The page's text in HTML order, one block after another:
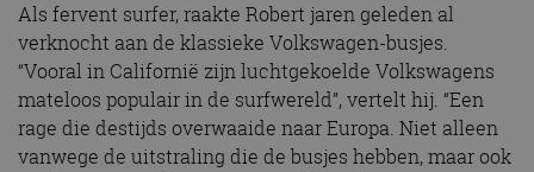
Als fervent surfer, raakte Robert jaren geleden al
verknocht aan de klassieke Volkswagen-busjes.
“Vooral in Californië zijn luchtgekoelde Volkswagens
mateloos populair in de surfwereld”, vertelt hij. “Een
rage die destijds overwaaide naar Europa. Niet alleen
vanwege de uitstraling die de busjes hebben, maar ook